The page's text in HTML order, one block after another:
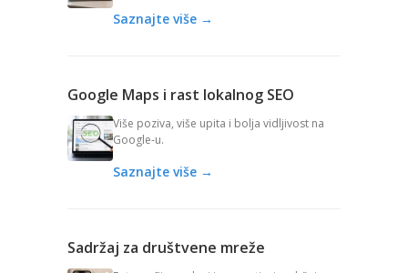
Saznajte više →
Google Maps i rast lokalnog SEO
Više poziva, više upita i bolja vidljivost na
Google-u.
Saznajte više →
Sadržaj za društvene mreže